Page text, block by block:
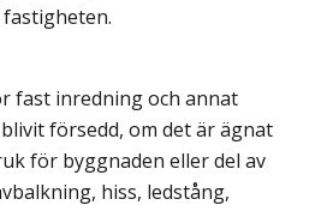
fast inredning och annat
försedd, om det är ägnat
för byggnaden eller del av
hiss, ledstång,